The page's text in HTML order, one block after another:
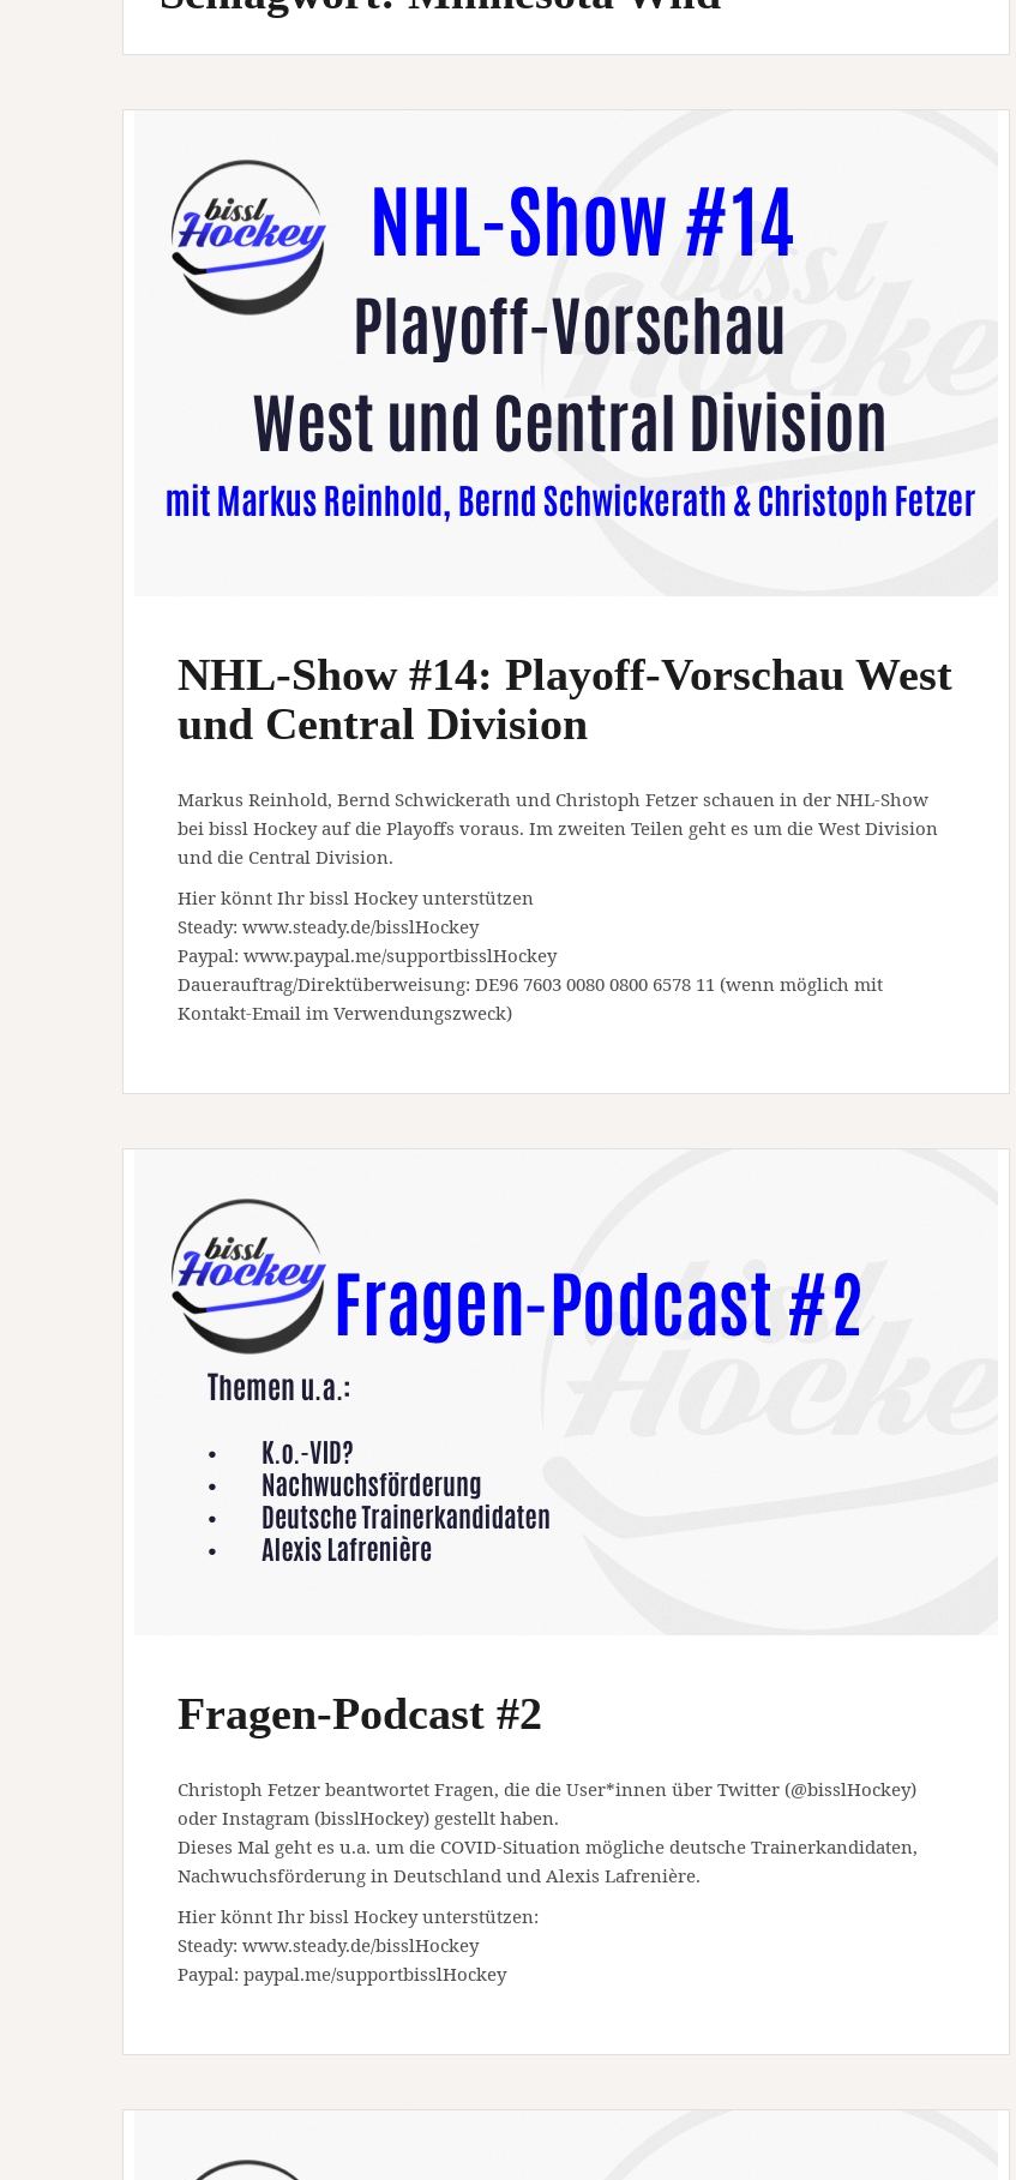
NHL-Show #14: Playoff-Vorschau West
und Central Division
Markus Reinhold, Bernd Schwickerath und Christoph Fetzer schauen in der NHL-Show
bei bissl Hockey auf die Playoffs voraus. Im zweiten Teilen geht es um die West Division
und die Central Division.
Hier könnt Ihr bissl Hockey unterstützen
Steady: www.steady.de/bisslHockey
Paypal: www.paypal.me/supportbisslHockey
Dauerauftrag/Direktüberweisung: DE96 7603 0080 0800 6578 11 (wenn möglich mit
Kontakt-Email im Verwendungszweck)
Fragen-Podcast #2
Christoph Fetzer beantwortet Fragen, die die User*innen über Twitter (@bisslHockey)
oder Instagram (bisslHockey) gestellt haben.
Dieses Mal geht es u.a. um die COVID-Situation mögliche deutsche Trainerkandidaten,
Nachwuchsförderung in Deutschland und Alexis Lafrenière.
Hier könnt Ihr bissl Hockey unterstützen:
Steady: www.steady.de/bisslHockey
Paypal: paypal.me/supportbisslHockey